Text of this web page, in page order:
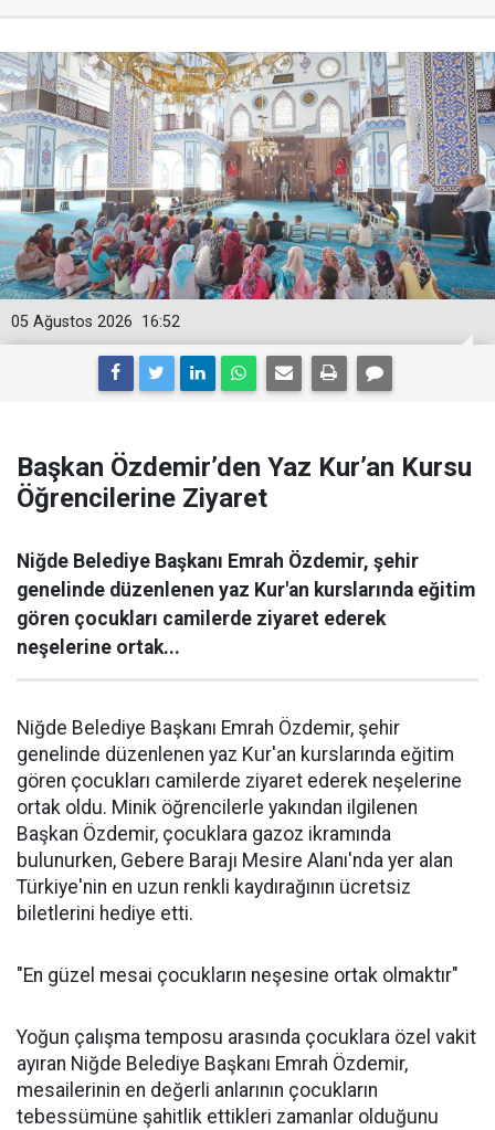
16:52
05 Ağustos 2026
Başkan Özdemir’den Yaz Kur’an Kursu
Öğrencilerine Ziyaret
Niğde Belediye Başkanı Emrah Özdemir, şehir
genelinde düzenlenen yaz Kur'an kurslarında eğitim
gören çocukları camilerde ziyaret ederek
neşelerine ortak...
Niğde Belediye Başkanı Emrah Özdemir, şehir
genelinde düzenlenen yaz Kur'an kurslarında eğitim
gören çocukları camilerde ziyaret ederek neşelerine
ortak oldu. Minik öğrencilerle yakından ilgilenen
Başkan Özdemir, çocuklara gazoz ikramında
bulunurken, Gebere Barajı Mesire Alanı'nda yer alan
Türkiye'nin en uzun renkli kaydırağının ücretsiz
biletlerini hediye etti.
"En güzel mesai çocukların neşesine ortak olmaktır"
Yoğun çalışma temposu arasında çocuklara özel vakit
ayıran Niğde Belediye Başkanı Emrah Özdemir,
mesailerinin en değerli anlarının çocukların
tebessümüne şahitlik ettikleri zamanlar olduğunu